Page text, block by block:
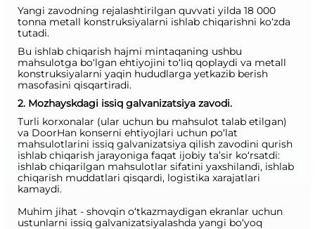
Yangi zavodning rejalashtirilgan quvvati yilda 18 000
tonna metall konstruksiyalarni ishlab chiqarishni ko‘zda
tutadi.
Bu ishlab chiqarish hajmi mintaqaning ushbu
mahsulotga bo‘lgan ehtiyojini to‘liq qoplaydi va metall
konstruksiyalarni yaqin hududlarga yetkazib berish
masofasini qisqartiradi.
2. Mozhayskdagi issiq galvanizatsiya zavodi.
Turli korxonalar (ular uchun bu mahsulot talab etilgan)
va DoorHan konserni ehtiyojlari uchun po‘lat
mahsulotlarini issiq galvanizatsiya qilish zavodini qurish
ishlab chiqarish jarayoniga faqat ijobiy ta’sir ko‘rsatdi:
ishlab chiqarilgan mahsulotlar sifatini yaxshilandi, ishlab
chiqarish muddatlari qisqardi, logistika xarajatlari
kamaydi.
Muhim jihat - shovqin o‘tkazmaydigan ekranlar uchun
ustunlarni issiq galvanizatsiyalashda yangi bo‘yoq